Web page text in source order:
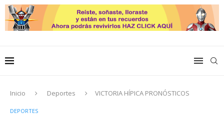
Inicio Deportes VICTORIA HÍPICA PRONÓSTICOS
DEPORTES